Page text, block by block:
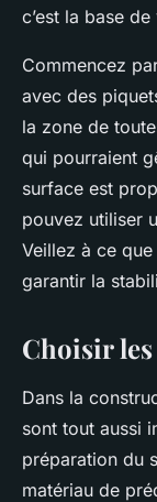
c’est la base
Commencez
avec des
la zone de
qui pourraient
surface est
pouvez utiliser
Veillez à ce
garantir la
Choisir
Dans la
sont tout aussi
préparation du
matériau de